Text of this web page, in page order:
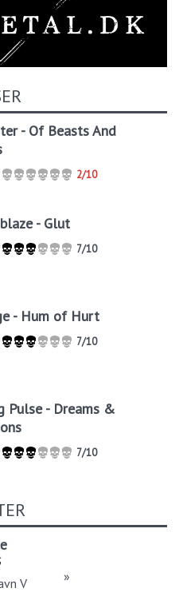
- Of Beasts And
2/10
- Glut
7/10
- Hum of Hurt
7/10
Pulse - Dreams &
7/10
V
»